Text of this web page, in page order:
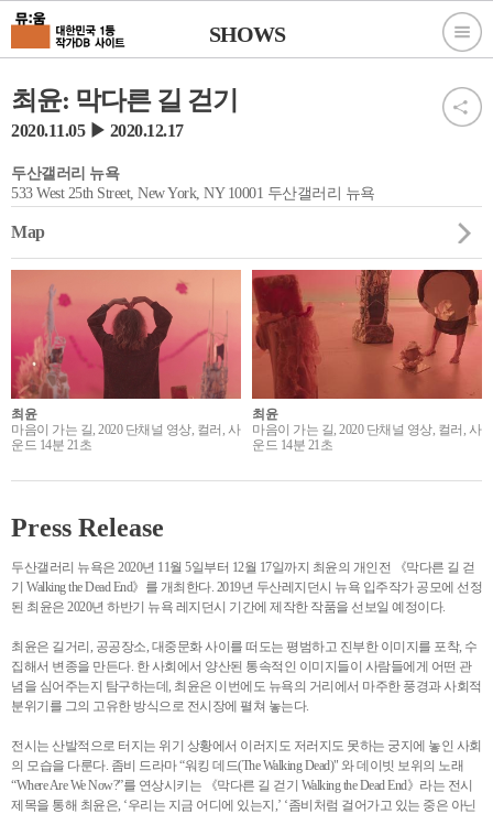
SHOWS
최윤: 막다른 길 걷기
2020.11.05 ▶ 2020.12.17
두산갤러리 뉴욕
533 West 25th Street, New York, NY 10001 두산갤러리 뉴욕
Map
최윤
마음이 가는 길, 2020 단채널 영상, 컬러, 사
운드 14분 21초
최윤
마음이 가는 길, 2020 단채널 영상, 컬러, 사
운드 14분 21초
Press Release
두산갤러리 뉴욕은 2020년 11월 5일부터 12월 17일까지 최윤의 개인전 《막다른 길 걷
기 Walking the Dead End》를 개최한다. 2019년 두산레지던시 뉴욕 입주작가 공모에 선정
된 최윤은 2020년 하반기 뉴욕 레지던시 기간에 제작한 작품을 선보일 예정이다.
최윤은 길거리, 공공장소, 대중문화 사이를 떠도는 평범하고 진부한 이미지를 포착, 수
집해서 변종을 만든다. 한 사회에서 양산된 통속적인 이미지들이 사람들에게 어떤 관
념을 심어주는지 탐구하는데, 최윤은 이번에도 뉴욕의 거리에서 마주한 풍경과 사회적
분위기를 그의 고유한 방식으로 전시장에 펼쳐 놓는다.
전시는 산발적으로 터지는 위기 상황에서 이러지도 저러지도 못하는 궁지에 놓인 사회
의 모습을 다룬다. 좀비 드라마 “워킹 데드(The Walking Dead)" 와 데이빗 보위의 노래
“Where Are We Now?”를 연상시키는 《막다른 길 걷기 Walking the Dead End》라는 전시
제목을 통해 최윤은, ‘우리는 지금 어디에 있는지,’ ‘좀비처럼 걸어가고 있는 중은 아닌